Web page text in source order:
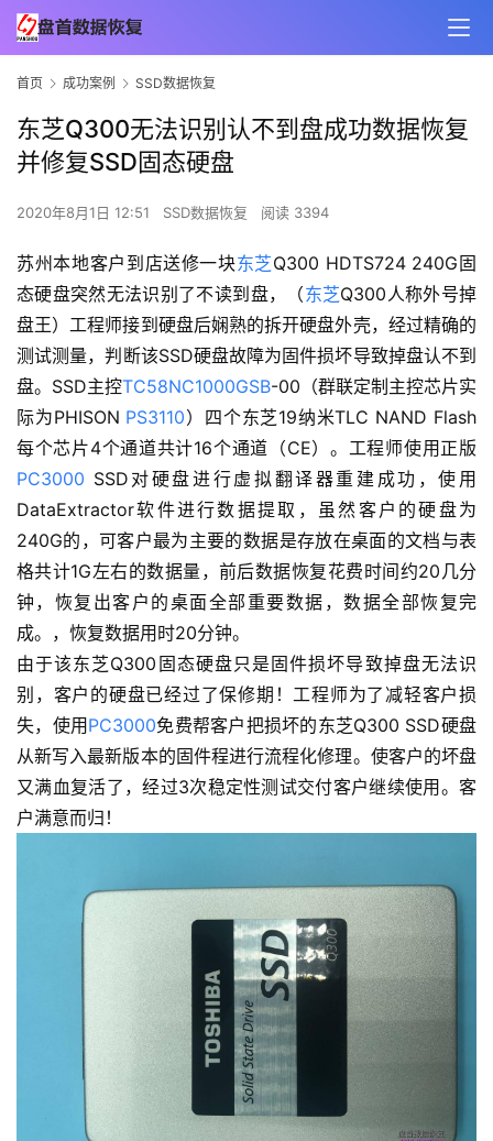
首页 成功案例 SSD数据恢复
东芝Q300无法识别认不到盘成功数据恢复
并修复SSD固态硬盘
2020年8月1日 12:51 SSD数据恢复 阅读 3394
苏州本地客户到店送修一块东芝Q300 HDTS724 240G固
态硬盘突然无法识别了不读到盘，（东芝Q300人称外号掉
盘王）工程师接到硬盘后娴熟的拆开硬盘外壳，经过精确的
测试测量，判断该SSD硬盘故障为固件损坏导致掉盘认不到
盘。SSD主控TC58NC1000GSB-00（群联定制主控芯片实
际为PHISON PS3110）四个东芝19纳米TLC NAND Flash
每个芯片4个通道共计16个通道（CE）。工程师使用正版
PC3000 SSD对硬盘进行虚拟翻译器重建成功，使用
DataExtractor软件进行数据提取，虽然客户的硬盘为
240G的，可客户最为主要的数据是存放在桌面的文档与表
格共计1G左右的数据量，前后数据恢复花费时间约20几分
钟，恢复出客户的桌面全部重要数据，数据全部恢复完
成。，恢复数据用时20分钟。
由于该东芝Q300固态硬盘只是固件损坏导致掉盘无法识
别，客户的硬盘已经过了保修期！工程师为了减轻客户损
失，使用 PC3000免费帮客户把损坏的东芝Q300 SSD硬盘
从新写入最新版本的固件程进行流程化修理。使客户的坏盘
又满血复活了，经过3次稳定性测试交付客户继续使用。客
户满意而归！